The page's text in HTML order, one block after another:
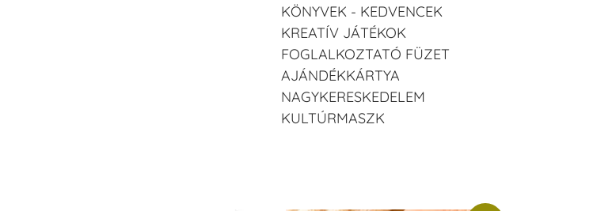
KÖNYVEK - KEDVENCEK
KREATÍV JÁTÉKOK
FOGLALKOZTATÓ FÜZET
AJÁNDÉKKÁRTYA
NAGYKERESKEDELEM
KULTÚRMASZK